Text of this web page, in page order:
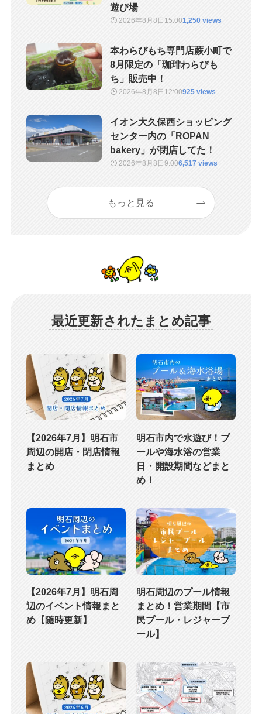
遊び場
2026年8月8日 15:001,250 views
本わらびもち専門店蕨小町で
8月限定の「珈琲わらびも
ち」販売中！
2026年8月8日 12:00925 views
イオン大久保西ショッピング
センター内の「ROPAN
bakery」が閉店してた！
2026年8月8日9:006,517 views
もっと見る
最近更新されたまとめ記事
【2026年7月】明石市
周辺の開店・閉店情報
まとめ
明石市内で水遊び！プ
ールや海水浴の営業
日・開設期間などまと
め！
【2026年7月】明石周
辺のイベント情報まと
め【随時更新】
明石周辺のプール情報
まとめ！営業期間【市
民プール・レジャープ
ール】